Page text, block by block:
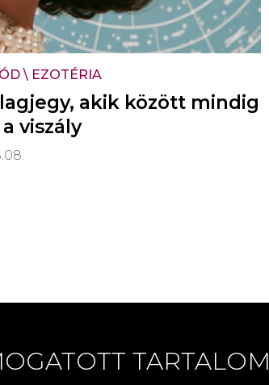
\ EZOTÉRIA
akik között mindig
viszály
TARTALOM